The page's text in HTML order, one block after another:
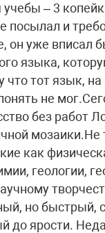
– 3
посылал и
он уже вписал
языка,
что тот язык,
не
без
мозаики.Не
как
геологии,
но быстрый,
до ярости.